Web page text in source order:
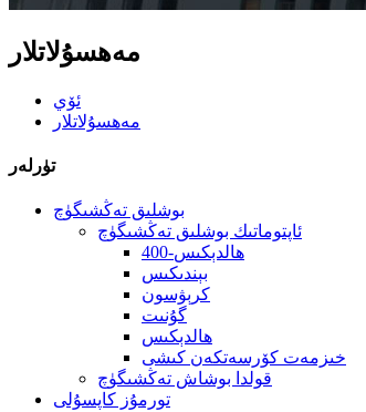
مەھسۇلاتلار
ئۆي
مەھسۇلاتلار
تۈرلەر
بوشلىق تەڭشىگۈچ
ئاپتوماتىك بوشلىق تەڭشىگۈچ
400-ھالدېكىس
بېندىكىس
كرېۋسون
گۇنىت
ھالدېكىس
خىزمەت كۆرسەتكەن كىشى
قولدا بوشاش تەڭشىگۈچ
تورمۇز كاپسۇلى